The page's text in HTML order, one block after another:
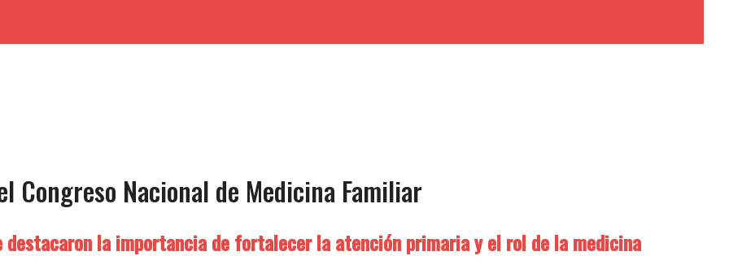
Congreso Nacional de Medicina Familiar
destacaron la importancia de fortalecer la atención primaria y el rol de la medicina